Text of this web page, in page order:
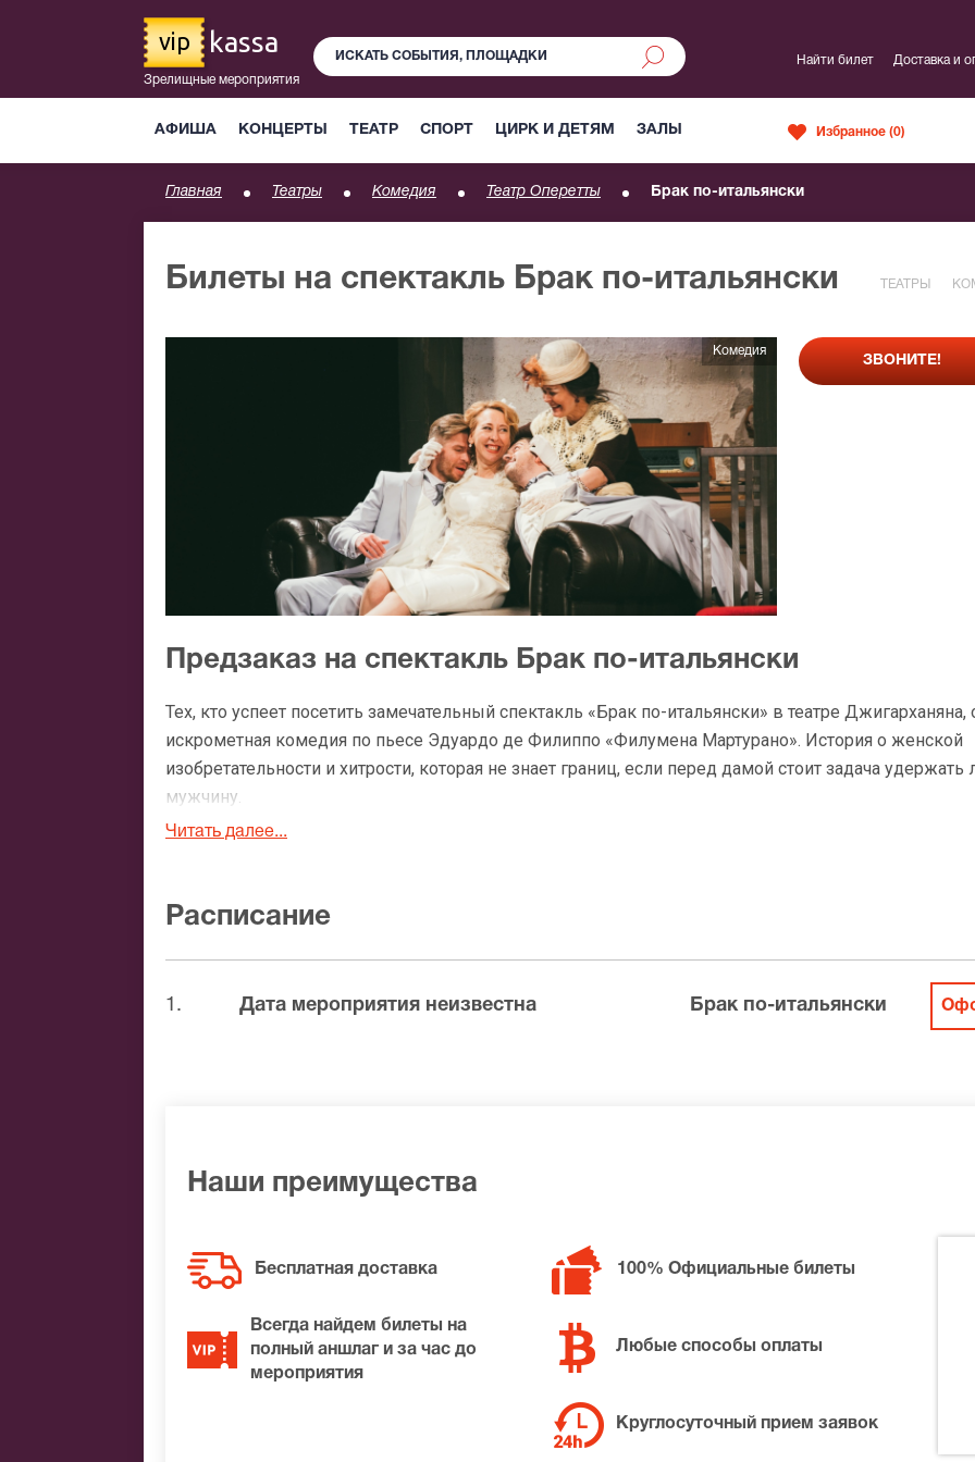
vip kassa
Зрелищные мероприятия
АФИША КОНЦЕРТЫ ТЕАТР СПОРТ ЦИРК И ДЕТЯМ ЗАЛЫ
Найти билет Доставка и
Избранное (0)
Главная Театры Комедия Театр Оперетты Брак по-итальянски
Билеты на спектакль Брак по-итальянски ТЕАТРЫ
Комедия
ЗВОНИТЕ!
Предзаказ на спектакль Брак по-итальянски
Тех, кто успеет посетить замечательный спектакль «Брак по-итальянски» в театре
искрометная комедия по пьесе Эдуардо де Филиппо «Филумена Мартурано». История о женской
изобретательности и хитрости, которая не знает границ, если перед дамой стоит задача
мужчину.
Читать далее...
Расписание
1. Дата мероприятия неизвестна Брак по-итальянски
Наши преимущества
Бесплатная доставка 100% Официальные билеты
Всегда найдем билеты на
полный аншлаг и за час до
мероприятия
Любые способы оплаты
Круглосуточный прием заявок